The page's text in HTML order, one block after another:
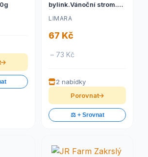
bylink.Vánoční strom.
LIMARA
67 Kč
– 73 Kč
2 nabídky
Porovnat
⚖️ + Srovnat